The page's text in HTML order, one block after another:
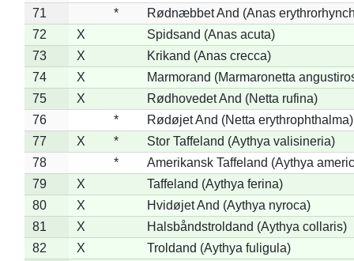
71
*
Rødnæbbet And (Anas
72
X
Spidsand (Anas acuta)
73
X
Krikand (Anas crecca)
74
X
Marmorand (Marmaronetta
75
X
Rødhovedet And (Netta rufina)
76
*
Rødøjet And (Netta erythrophthalma)
77
X *
Stor Taffeland (Aythya valisineria)
78
*
Amerikansk Taffeland (Aythya
79
X
Taffeland (Aythya ferina)
80
X
Hvidøjet And (Aythya nyroca)
81
X
Halsbåndstroldand (Aythya collaris)
82
X
Troldand (Aythya fuligula)